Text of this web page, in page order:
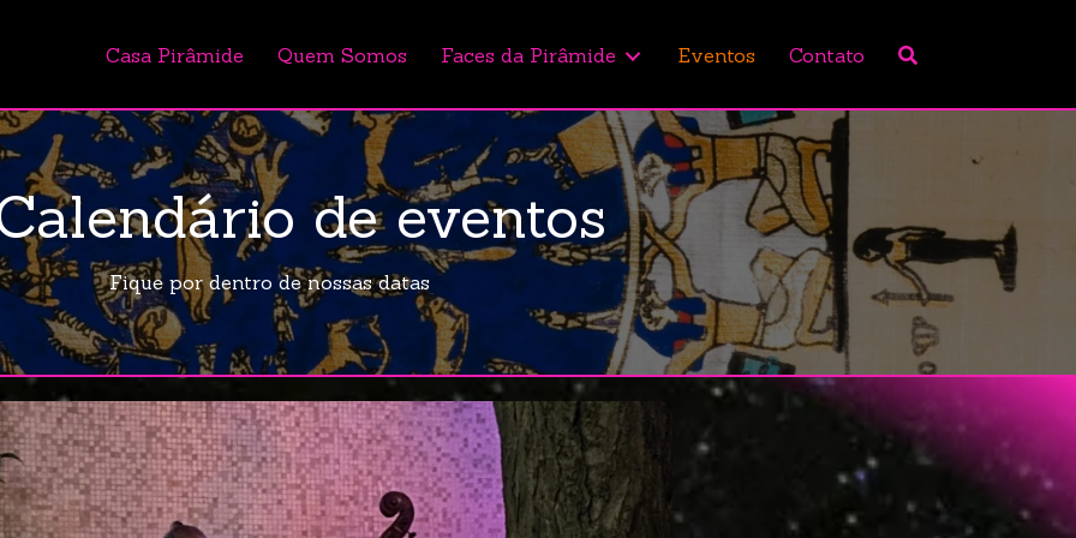
Casa Pirâmide Quem Somos Faces da Pirâmide Eventos Contato
de eventos
Fique por dentro de nossas datas